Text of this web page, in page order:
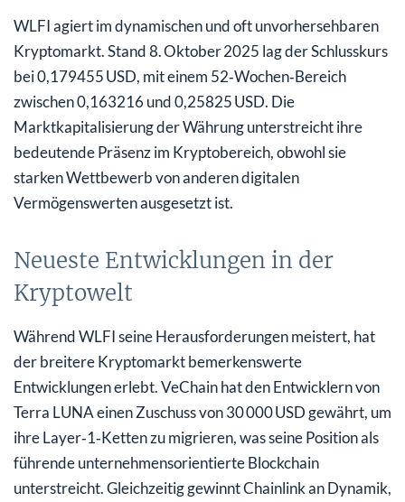
WLFI agiert im dynamischen und oft unvorhersehbaren
Kryptomarkt. Stand 8. Oktober 2025 lag der Schlusskurs
bei 0,179455 USD, mit einem 52‑Wochen‑Bereich
zwischen 0,163216 und 0,25825 USD. Die
Marktkapitalisierung der Währung unterstreicht ihre
bedeutende Präsenz im Kryptobereich, obwohl sie
starken Wettbewerb von anderen digitalen
Vermögenswerten ausgesetzt ist.
Neueste Entwicklungen in der
Kryptowelt
Während WLFI seine Herausforderungen meistert, hat
der breitere Kryptomarkt bemerkenswerte
Entwicklungen erlebt. VeChain hat den Entwicklern von
Terra LUNA einen Zuschuss von 30 000 USD gewährt, um
ihre Layer‑1‑Ketten zu migrieren, was seine Position als
führende unternehmensorientierte Blockchain
unterstreicht. Gleichzeitig gewinnt Chainlink an Dynamik,